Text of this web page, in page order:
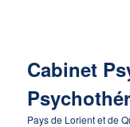
Cabinet
Pays de Lorient et de